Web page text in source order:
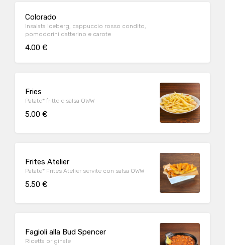
Colorado
Insalata iceberg, cappuccio rosso condito,
pomodorini datterino e carote
4.00 €
Fries
Patate* fritte e salsa OWW
5.00 €
Frites Atelier
Patate* Frites Atelier servite con salsa OWW
5.50 €
Fagioli alla Bud Spencer
Ricetta originale